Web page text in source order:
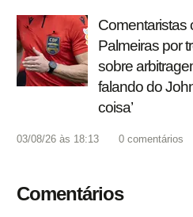
Comentaristas
Palmeiras por
sobre
falando do
coisa’
03/08/26 às 18:13 0 comentários
Comentários